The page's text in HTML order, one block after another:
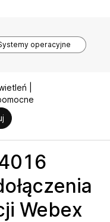
operacyjne
|
Webex